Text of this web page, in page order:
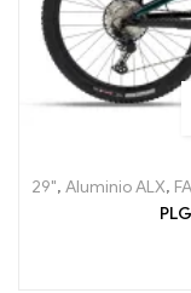
29", Aluminio ALX, FA